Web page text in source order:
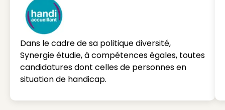
Dans le cadre de sa politique diversité,
Synergie étudie, à compétences égales, toutes
candidatures dont celles de personnes en
situation de handicap.